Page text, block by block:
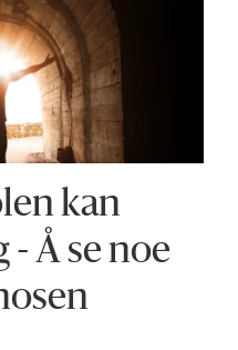
kan
- Å se noe